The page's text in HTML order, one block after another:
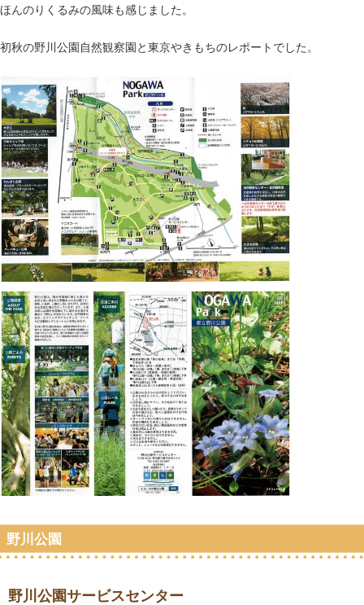
ほんのりくるみの風味も感じました。
初秋の野川公園自然観察園と東京やきもちのレポートでした。
野川公園
野川公園サービスセンター